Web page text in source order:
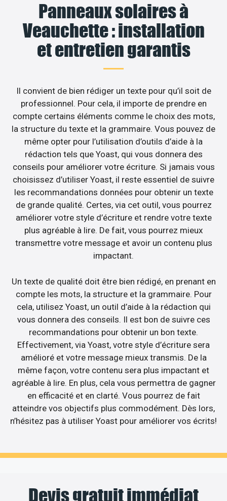
Panneaux solaires à
Veauchette : installation
et entretien garantis
Il convient de bien rédiger un texte pour qu’il soit de
professionnel. Pour cela, il importe de prendre en
compte certains éléments comme le choix des mots,
la structure du texte et la grammaire. Vous pouvez de
même opter pour l’utilisation d’outils d’aide à la
rédaction tels que Yoast, qui vous donnera des
conseils pour améliorer votre écriture. Si jamais vous
choisissez d’utiliser Yoast, il reste essentiel de suivre
les recommandations données pour obtenir un texte
de grande qualité. Certes, via cet outil, vous pourrez
améliorer votre style d’écriture et rendre votre texte
plus agréable à lire. De fait, vous pourrez mieux
transmettre votre message et avoir un contenu plus
impactant.
Un texte de qualité doit être bien rédigé, en prenant en
compte les mots, la structure et la grammaire. Pour
cela, utilisez Yoast, un outil d’aide à la rédaction qui
vous donnera des conseils. Il est bon de suivre ces
recommandations pour obtenir un bon texte.
Effectivement, via Yoast, votre style d’écriture sera
amélioré et votre message mieux transmis. De la
même façon, votre contenu sera plus impactant et
agréable à lire. En plus, cela vous permettra de gagner
en efficacité et en clarté. Vous pourrez de fait
atteindre vos objectifs plus commodément. Dès lors,
n’hésitez pas à utiliser Yoast pour améliorer vos écrits!
Devis gratuit immédiat